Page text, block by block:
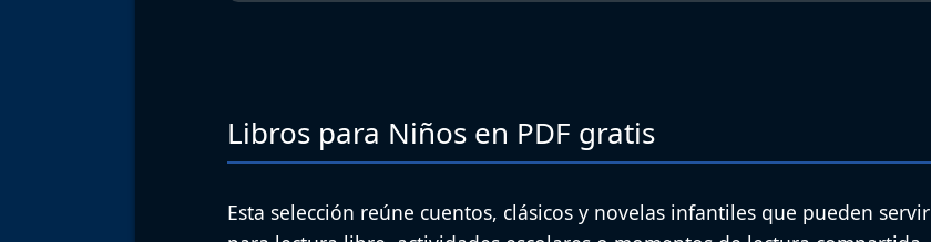
Libros para Niños en PDF gratis
Esta selección reúne cuentos, clásicos y novelas infantiles que pueden servir